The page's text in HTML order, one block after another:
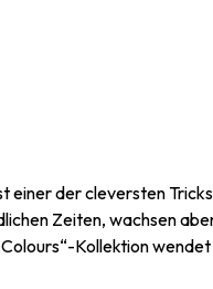
einer der cleversten
Zeiten, wachsen
Kollektion